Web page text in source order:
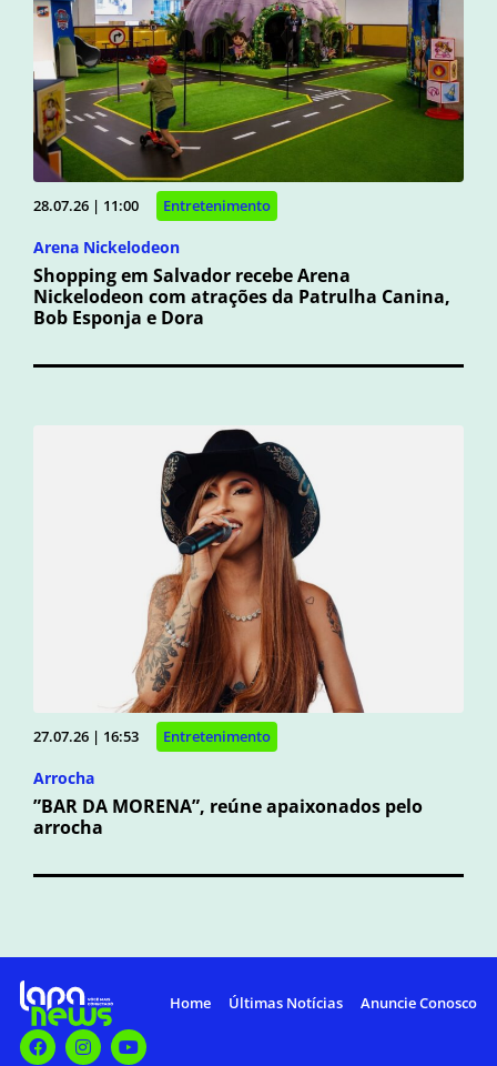
28.07.26 | 11:00 Entretenimento
Arena Nickelodeon
Shopping em Salvador recebe Arena
Nickelodeon com atrações da Patrulha Canina,
Bob Esponja e Dora
27.07.26 | 16:53 Entretenimento
Arrocha
”BAR DA MORENA”, reúne apaixonados pelo
arrocha
Home Últimas Notícias Anuncie Conosco